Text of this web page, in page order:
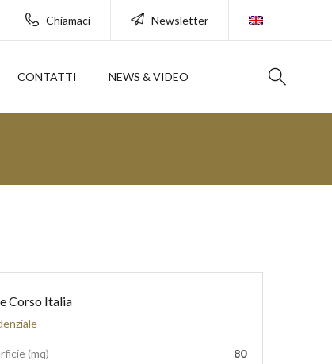
Chiamaci Newsletter
CONTATTI NEWS & VIDEO
Corso Italia
(mq)
80